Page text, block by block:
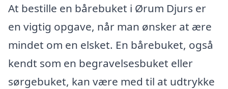
At bestille en bårebuket i Ørum Djurs er
en vigtig opgave, når man ønsker at ære
mindet om en elsket. En bårebuket, også
kendt som en begravelsesbuket eller
sørgebuket, kan være med til at udtrykke